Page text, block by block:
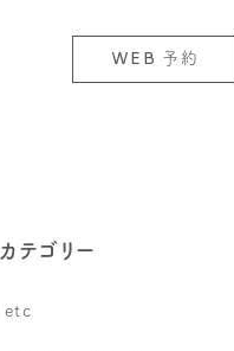
WEB 予約
カテゴリー
etc